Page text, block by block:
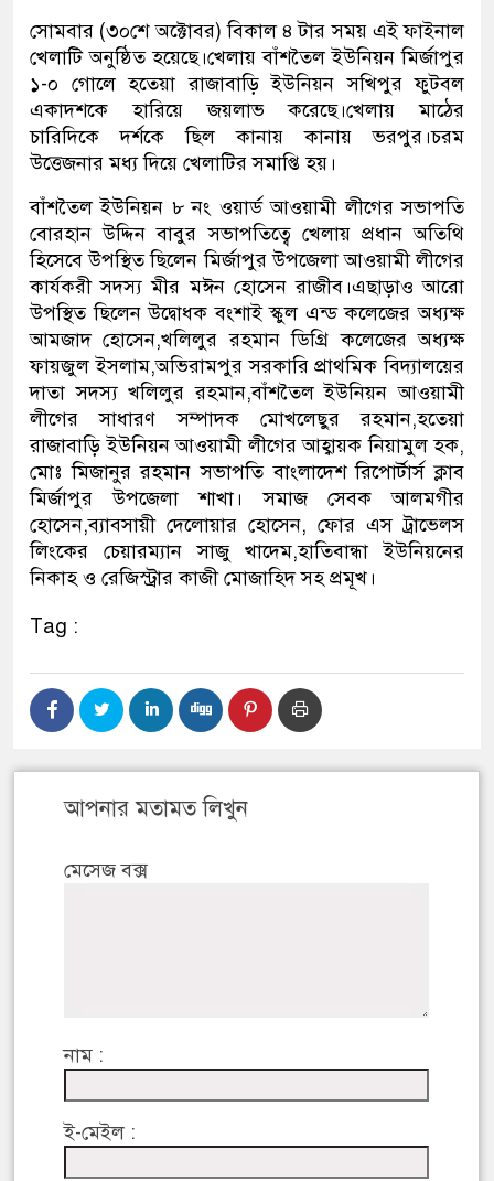
সোমবার (৩০শে অক্টোবর) বিকাল ৪ টার সময় এই ফাইনাল
খেলাটি অনুষ্ঠিত হয়েছে।খেলায় বাঁশতৈল ইউনিয়ন মির্জাপুর
১-০ গোলে হতেয়া রাজাবাড়ি ইউনিয়ন সখিপুর ফুটবল
একাদশকে হারিয়ে জয়লাভ করেছে।খেলায় মাঠের
চারিদিকে দর্শকে ছিল কানায় কানায় ভরপুর।চরম
উত্তেজনার মধ্য দিয়ে খেলাটির সমাপ্তি হয়।
বাঁশতৈল ইউনিয়ন ৮ নং ওয়ার্ড আওয়ামী লীগের সভাপতি
বোরহান উদ্দিন বাবুর সভাপতিত্বে খেলায় প্রধান অতিথি
হিসেবে উপস্থিত ছিলেন মির্জাপুর উপজেলা আওয়ামী লীগের
কার্যকরী সদস্য মীর মঈন হোসেন রাজীব।এছাড়াও আরো
উপস্থিত ছিলেন উদ্বোধক বংশাই স্কুল এন্ড কলেজের অধ্যক্ষ
আমজাদ হোসেন,খলিলুর রহমান ডিগ্রি কলেজের অধ্যক্ষ
ফায়জুল ইসলাম,অভিরামপুর সরকারি প্রাথমিক বিদ্যালয়ের
দাতা সদস্য খলিলুর রহমান,বাঁশতৈল ইউনিয়ন আওয়ামী
লীগের সাধারণ সম্পাদক মোখলেছুর রহমান,হতেয়া
রাজাবাড়ি ইউনিয়ন আওয়ামী লীগের আহ্বায়ক নিয়ামুল হক,
মোঃ মিজানুর রহমান সভাপতি বাংলাদেশ রিপোর্টার্স ক্লাব
মির্জাপুর উপজেলা শাখা। সমাজ সেবক আলমগীর
হোসেন,ব্যাবসায়ী দেলোয়ার হোসেন, ফোর এস ট্রাভেলস
লিংকের চেয়ারম্যান সাজু খাদেম,হাতিবান্ধা ইউনিয়নের
নিকাহ ও রেজিস্ট্রার কাজী মোজাহিদ সহ প্রমূখ।
Tag :
আপনার মতামত লিখুন
মেসেজ বক্স
নাম :
ই-মেইল :